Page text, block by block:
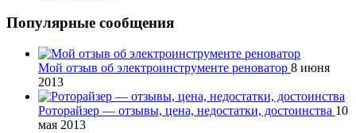
Популярные сообщения
Мой отзыв об электроинструменте реноватор 8 июня
2013
Роторайзер — отзывы, цена, недостатки, достоинства 10
мая 2013